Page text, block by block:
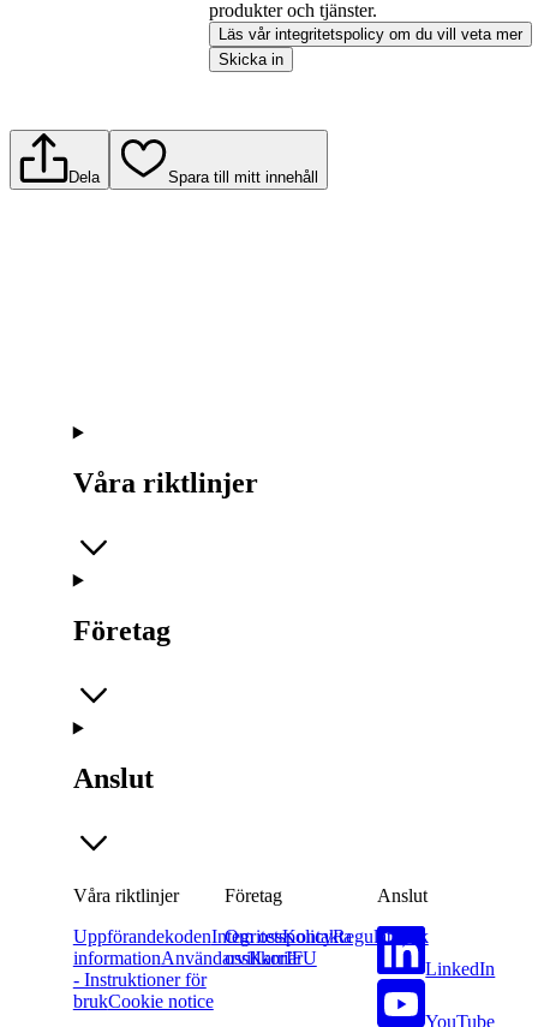
produkter och tjänster.
Läs vår integritetspolicy om du vill veta mer
Skicka in
Dela Spara till mitt innehåll
Våra riktlinjer
Företag
Anslut
Våra riktlinjer
UppförandekodenIntegritetspolicyRegulatorisk
informationAnvändarvillkorIFU
- Instruktioner för
brukCookie notice
Företag
Om ossKontakta
ossKarriär
Anslut
LinkedIn
YouTube